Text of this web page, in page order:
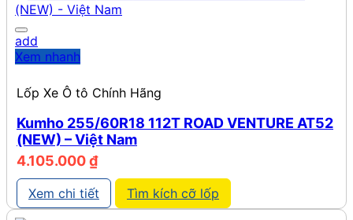
add
Xem nhanh
Lốp Xe Ô tô Chính Hãng
Kumho 255/60R18 112T ROAD VENTURE AT52
(NEW) – Việt Nam
4.105.000₫
Xem chi tiết Tìm kích cỡ lốp